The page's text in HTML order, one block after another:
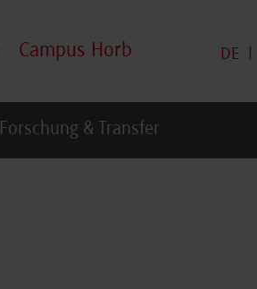
Campus Horb DE
Forschung & Transfer